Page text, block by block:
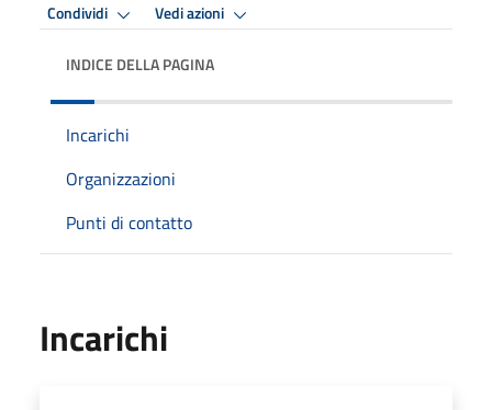
Condividi Vedi azioni
INDICE DELLA PAGINA
Incarichi
Organizzazioni
Punti di contatto
Incarichi